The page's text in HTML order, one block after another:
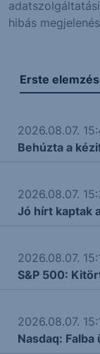
hibás
Erste
2026.08.07.
Behúzta a
2026.08.07.
Jó hírt kaptak
2026.08.07.
S&P 500:
2026.08.07.
Nasdaq: